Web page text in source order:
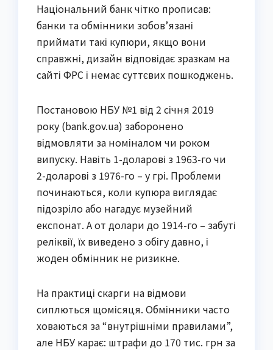
Національний банк чітко прописав:
банки та обмінники зобов’язані
приймати такі купюри, якщо вони
справжні, дизайн відповідає зразкам на
сайті ФРС і немає суттєвих пошкоджень.
Постановою НБУ №1 від 2 січня 2019
року (bank.gov.ua) заборонено
відмовляти за номіналом чи роком
випуску. Навіть 1-доларові з 1963-го чи
2-доларові з 1976-го – у грі. Проблеми
починаються, коли купюра виглядає
підозріло або нагадує музейний
експонат. А от долари до 1914-го – забуті
реліквії, їх виведено з обігу давно, і
жоден обмінник не ризикне.
На практиці скарги на відмови
сиплються щомісяця. Обмінники часто
ховаються за “внутрішніми правилами”,
але НБУ карає: штрафи до 170 тис. грн за